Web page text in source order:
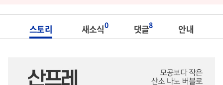
스토리 새소식0 댓글8 안내